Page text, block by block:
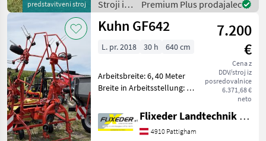
predstavitveni stroj
KUHN OPT
Stroji in
oprema
za žetev
spravilo
Premium Plus prodajalec
Kuhn GF642
7.200
€
Cena z
DDV/stroj iz
posredovalnice
6.371,68 €
neto
L. pr. 2018 30 h 640 cm
Arbeitsbreite: 6, 40 Meter
Breite in Arbeitsstellung: 6,
Anzahl Zinkenarme pro
Kreisel 6 Transportbreitee:
2, 95 Meter Transporthöhe:
Flixeder Landtechnik GmbH
4910 Pattigham